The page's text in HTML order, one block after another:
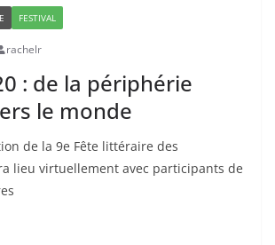
FESTIVAL
rachelr
: de la périphérie
le monde
de la 9e Fête littéraire des
lieu virtuellement avec participants de